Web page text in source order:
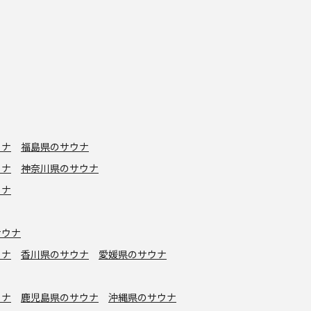
福島県のサウナ
神奈川県のサウナ
ナ
香川県のサウナ 愛媛県のサウナ
鹿児島県のサウナ 沖縄県のサウナ